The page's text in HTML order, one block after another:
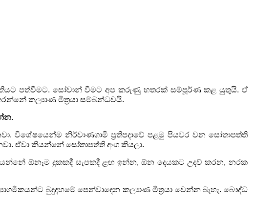
පත්වීමට. සෝවාන් වීමට අප කරුණු හතරක් සම්පූර්ණ කළ යුතුයි. ඒ
කල්‍යාණ මිත්‍රයා සම්බන්ධවයි.
විශේෂයෙන්ම නිර්වාණගාමි ප්‍රතිපදාවේ පළමු පියවර වන සෝතාපත්ති
ඒවා කියන්නේ සෝතාපත්ති අංග කියලා.
ඕනෑම දුකකදී සැපකදී ළඟ ඉන්න,ඕන දෙයකට උදව් කරන, නරක
බුදුදහමේ පෙන්වාදෙන කල්‍යාණ මිත්‍රයා වෙන්න බැහැ. බෞද්ධ